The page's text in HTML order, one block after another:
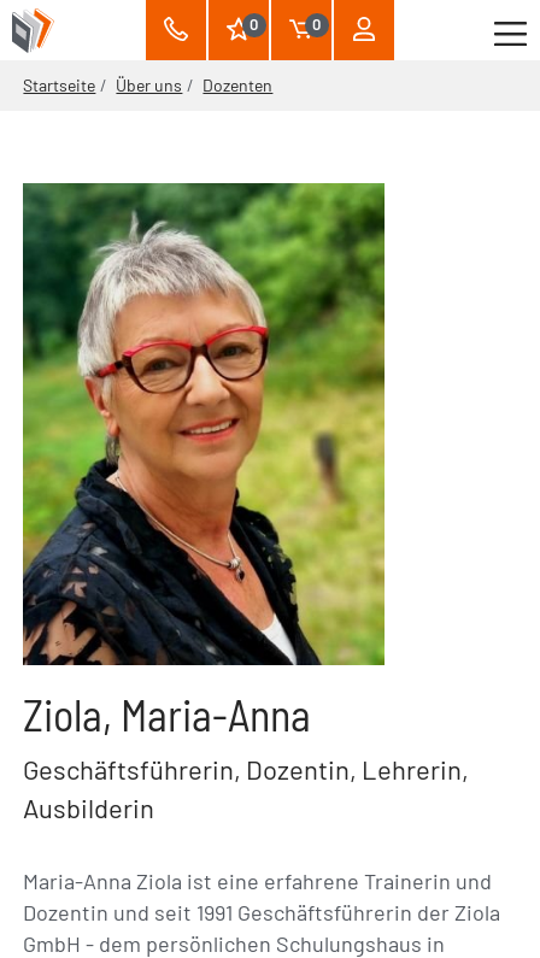
0 0
Startseite Über uns Dozenten
Ziola, Maria-Anna
Geschäftsführerin, Dozentin, Lehrerin,
Ausbilderin
Maria-Anna Ziola ist eine erfahrene Trainerin und
Dozentin und seit 1991 Geschäftsführerin der Ziola
GmbH - dem persönlichen Schulungshaus in